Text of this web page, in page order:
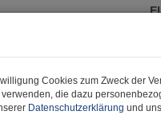
Cookies zum Zweck der
die dazu
Datenschutzerklärung und